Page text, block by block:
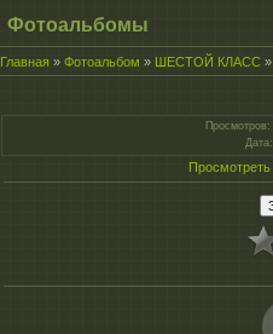
Фотоальбомы
Главная » Фотоальбом » ШЕСТОЙ КЛАСС
Просмотров:
Дата